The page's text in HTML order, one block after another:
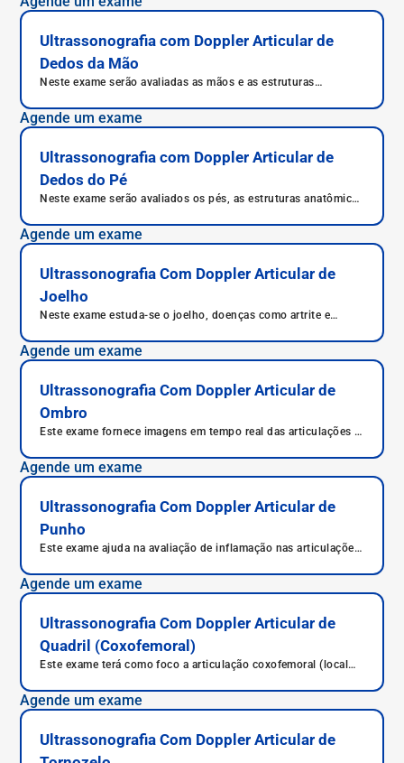
repetitivos.
Ultrassonografia com Doppler Articular de
Dedos da Mão
Neste exame serão avaliadas as mãos e as estruturas
Agende um exame
Ultrassonografia com Doppler Articular de
Dedos do Pé
Neste exame serão avaliados os pés, as estruturas anatômicas
Agende um exame
Ultrassonografia Com Doppler Articular de
Joelho
Neste exame estuda-se o joelho, doenças como artrite e
de menisco e tendinite patelar.
Agende um exame
Ultrassonografia Com Doppler Articular de
Ombro
Este exame fornece imagens em tempo real das articulações e
Agende um exame
Ultrassonografia Com Doppler Articular de
Punho
Este exame ajuda na avaliação de inflamação nas articulações
Agende um exame
Ultrassonografia Com Doppler Articular de
Quadril (Coxofemoral)
Este exame terá como foco a articulação coxofemoral (local
Agende um exame
Ultrassonografia Com Doppler Articular de